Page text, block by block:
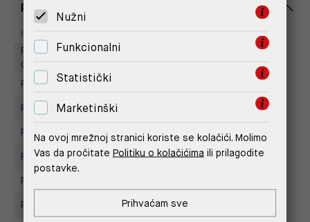
RASPOLOŽIVOST PO POSLOVNICAMA
Poslovnica
Replay Outlet Store, Designer
Outlet Croatia
Replay store, Arena centar
Replay Store, City Center One
Replay Store, Joker Centar
Replay Store, Mall of Split
Replay store, Tower Centar
Replay Store, Supernova Zadar
Nužni
Funkcionalni
Statistički
Marketinški
Na ovoj mrežnoj stranici koriste se kolačići. Molimo
Vas da pročitate Politiku o kolačićima ili prilagodite
postavke.
Prihvaćam sve